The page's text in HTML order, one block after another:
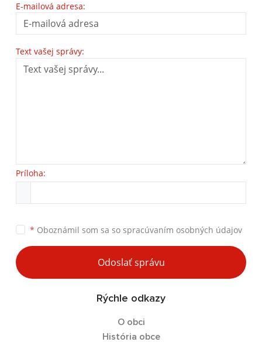
E-mailová adresa:
Text vašej správy:
Príloha:
* Oboznámil som sa so spracúvaním osobných údajov
Odoslať správu
Rýchle odkazy
O obci
História obce